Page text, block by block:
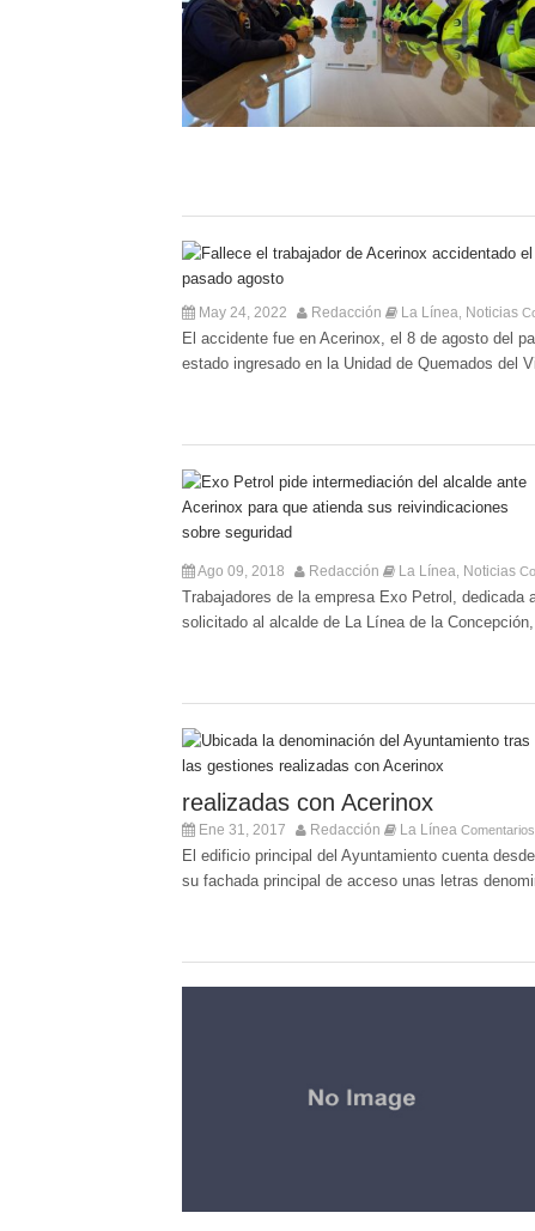
May 24, 2022 Redacción La Línea Noticias
El accidente fue en Acerinox, el 8 de agosto del
estado ingresado en la Unidad de Quemados del
Ago 09, 2018 Redacción La Línea Noticias
Trabajadores de la empresa Exo Petrol,
solicitado al alcalde de La Línea de la
realizadas con Acerinox
Ene 31, 2017 Redacción La Línea
El edificio principal del Ayuntamiento cuenta
su fachada principal de acceso unas letras